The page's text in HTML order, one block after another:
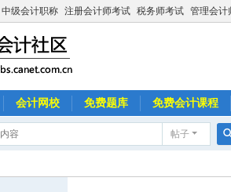
中级会计职称 注册会计师考试 税务师考试 管理会计
会计网校 免费题库 免费会计课程
帖子